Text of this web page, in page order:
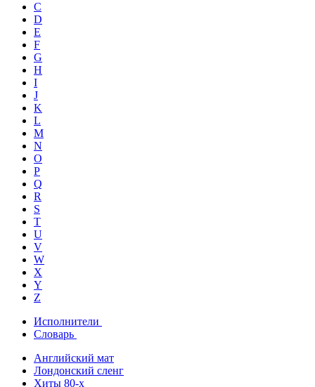
C
D
E
F
G
H
I
J
K
L
M
N
O
P
Q
R
S
T
U
V
W
X
Y
Z
Исполнители
Словарь
Английский мат
Лондонский сленг
Хиты 80-х